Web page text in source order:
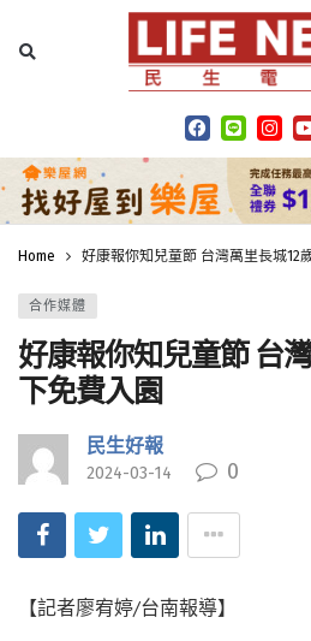
Home 好康報你知兒童節 台灣萬里長城12
合作媒體
好康報你知兒童節 台
下免費入園
民生好報
2024-03-14 0
【記者廖宥婷/台南報導】